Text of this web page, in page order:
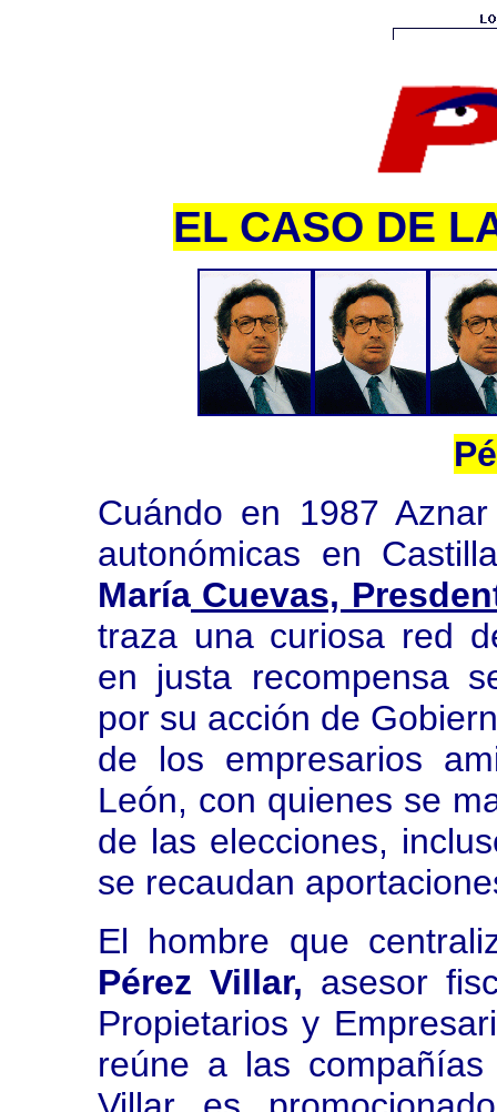
EL CASO DE
Cuándo en 1987
autonómicas en
María Cuevas,
traza una curiosa red
en justa recompensa
por su acción de
de los empresarios
León, con quienes se
de las elecciones,
se recaudan
El hombre que
Pérez Villar, asesor
Propietarios y
reúne a las